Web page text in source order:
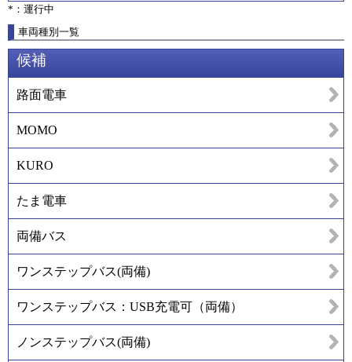
*：運行中
車両種別一覧
候補
路面電車
MOMO
KURO
たま電車
両備バス
ワンステップバス(両備)
ワンステップバス：USB充電可（両備）
ノンステップバス(両備)